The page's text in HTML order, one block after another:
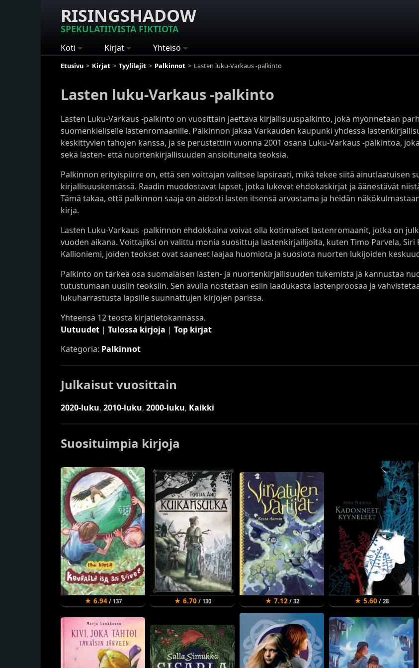
RISINGSHADOW
SPEKULATIIVISTA FIKTIOTA
Koti Kirjat Yhteisö
Etusivu Kirjat Tyylilajit Palkinnot Lasten luku-Varkaus -palkinto
Lasten luku-Varkaus -palkinto
Lasten Luku-Varkaus -palkinto on vuosittain jaettava kirjallisuuspalkinto, joka myönnetään
suomenkieliselle lastenromaanille. Palkinnon jakaa Varkauden kaupunki yhdessä
keskittyvien tahojen kanssa, ja se perustettiin vuonna 2001 osana Luku-Varkaus -palkintoa,
sekä lasten- että nuortenkirjallisuuden ansioituneita teoksia.
Palkinnon erityispiirre on, että sen voittajan valitsee lapsiraati, mikä tekee siitä ainutlaatuisen
kirjallisuuskentässä. Raadin muodostavat lapset, jotka lukevat ehdokaskirjat ja äänestävät
Tämä takaa, että palkinnon saaja on aidosti lasten itsensä arvostama ja heidän
kirja.
Lasten Luku-Varkaus -palkinnon ehdokkaina voivat olla kotimaiset lastenromaanit, jotka on
vuoden aikana. Voittajiksi on valittu monia suosittuja lastenkirjailijoita, kuten Timo Parvela, Siri
Kallioniemi, joiden teokset ovat saaneet laajaa huomiota ja suosiota nuorten lukijoiden
Palkinto on tärkeä osa suomalaisen lasten- ja nuortenkirjallisuuden tukemista ja kannustaa
tutustumaan uusiin teoksiin. Sen avulla nostetaan esiin laadukasta lastenproosaa ja
lukuharrastusta lapsille suunnattujen kirjojen parissa.
Yhteensä 12 teosta kirjatietokannassa.
Uutuudet | Tulossa kirjoja | Top kirjat
Kategoria: Palkinnot
Julkaisut vuosittain
2020-luku, 2010-luku, 2000-luku, Kaikki
Suosituimpia kirjoja
★ 6.94/ 137 ★ 6.70/ 130 ★ 7.12/ 32 ★ 5.60/ 28